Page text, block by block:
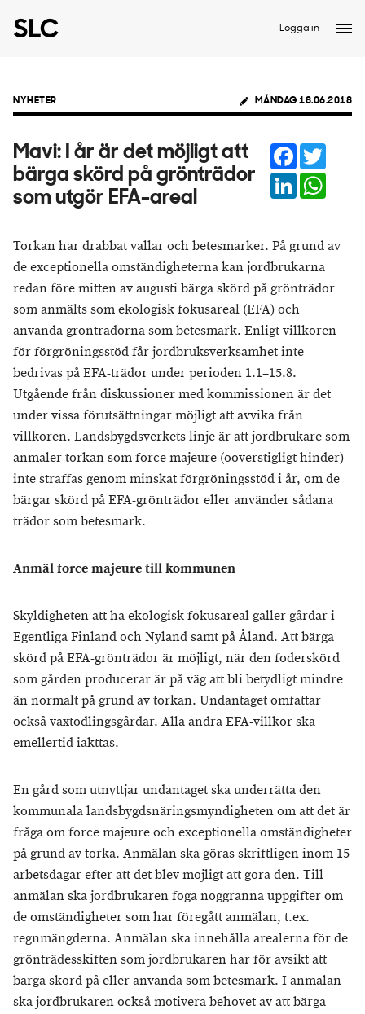
Logga in
NYHETER MÅNDAG 18.06.2018
Mavi: I år är det möjligt att
bärga skörd på grönträdor
som utgör EFA-areal
Facebook
LinkedIn
Torkan har drabbat vallar och betesmarker. På grund av
de exceptionella omständigheterna kan jordbrukarna
redan före mitten av augusti bärga skörd på grönträdor
som anmälts som ekologisk fokusareal (EFA) och
använda grönträdorna som betesmark. Enligt villkoren
för förgröningsstöd får jordbruksverksamhet inte
bedrivas på EFA-trädor under perioden 1.1–15.8.
Utgående från diskussioner med kommissionen är det
under vissa förutsättningar möjligt att avvika från
villkoren. Landsbygdsverkets linje är att jordbrukare som
anmäler torkan som force majeure (oöverstigligt hinder)
inte straffas genom minskat förgröningsstöd i år, om de
bärgar skörd på EFA-grönträdor eller använder sådana
trädor som betesmark.
Anmäl force majeure till kommunen
Skyldigheten att ha ekologisk fokusareal gäller gårdar i
Egentliga Finland och Nyland samt på Åland. Att bärga
skörd på EFA-grönträdor är möjligt, när den foderskörd
som gården producerar är på väg att bli betydligt mindre
än normalt på grund av torkan. Undantaget omfattar
också växtodlingsgårdar. Alla andra EFA-villkor ska
emellertid iakttas.
En gård som utnyttjar undantaget ska underrätta den
kommunala landsbygdsnäringsmyndigheten om att det är
fråga om force majeure och exceptionella omständigheter
på grund av torka. Anmälan ska göras skriftligen inom 15
arbetsdagar efter att det blev möjligt att göra den. Till
anmälan ska jordbrukaren foga noggranna uppgifter om
de omständigheter som har föregått anmälan, t.ex.
regnmängderna. Anmälan ska innehålla arealerna för de
grönträdesskiften som jordbrukaren har för avsikt att
bärga skörd på eller använda som betesmark. I anmälan
ska jordbrukaren också motivera behovet av att bärga